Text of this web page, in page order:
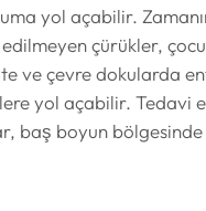
yol açabilir.
çürükler,
ve çevre dokularda
yol açabilir. Tedavi
baş boyun bölgesinde